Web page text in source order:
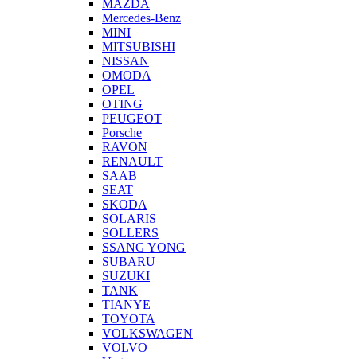
MAZDA
Mercedes-Benz
MINI
MITSUBISHI
NISSAN
OMODA
OPEL
OTING
PEUGEOT
Porsche
RAVON
RENAULT
SAAB
SEAT
SKODA
SOLARIS
SOLLERS
SSANG YONG
SUBARU
SUZUKI
TANK
TIANYE
TOYOTA
VOLKSWAGEN
VOLVO